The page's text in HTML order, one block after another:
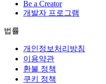
Be a Creator
개발자 프로그램
법률
개인정보처리방침
이용약관
환불 정책
쿠키 정책